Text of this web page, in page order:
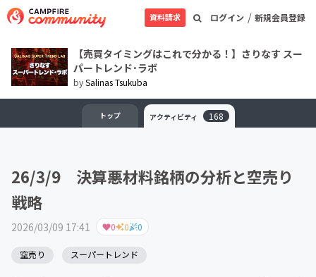
ログイン / 新規会員登録
資料請求
【売買タイミングはこれで分かる！】さりなす スー
パートレンド･ラボ
bySalinas Tsukuba
トップ アクティビティ 168
26/3/9 決算悪材料銘柄の分析と空売り
戦略
2026/03/09 17:41 0 0 0
空売り スーパートレンド